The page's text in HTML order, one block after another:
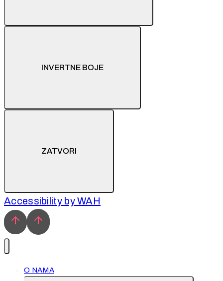
INVERTNE BOJE
ZATVORI
Accessibility by WAH
O NAMA